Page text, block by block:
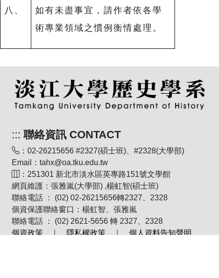
八、
如有未盡事宜，請作者依各學
術專業領域之慣例衡情處理。
::: 聯絡資訊 CONTACT
：02-26215656 #2327(碩士班)、#2328(大學部)
Email：tahx@oa.tku.edu.tw
：251301 新北市淡水區英專路151號文學館
網頁維護：張雅嵐(大學部) ,楊虹智(碩士班)
聯絡電話 ： (02) 02-26215656轉2327、2328
個資保護聯絡窗口：楊虹智、張雅嵐
聯絡電話 ： (02) 2621-5656 轉 2327、2328
個資政策
隱私權政策 個人資料告知聲明